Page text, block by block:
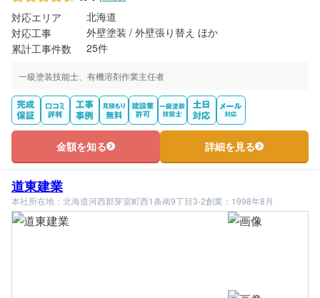
対応エリア
北海道
対応工事
外壁塗装 / 外壁張り替え ほか
累計工事件数
25件
一級塗装技能士、有機溶剤作業主任者
金額を知る 詳細を見る
道東建業
本社所在地：北海道河西郡芽室町西1条南9丁目3-2創業：1998年8月